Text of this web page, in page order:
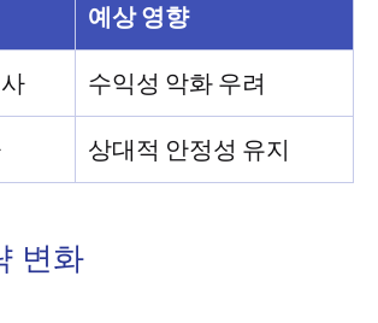
예상 영향
수익성 악화 우려
상대적 안정성 유지
변화